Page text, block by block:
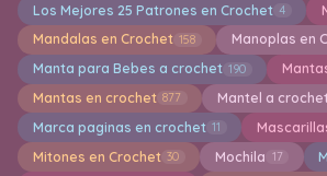
Los Mejores 25 Patrones en Crochet 4
Mandalas en Crochet 158 Manoplas en
Manta para Bebes a crochet 190
Mantas en crochet 877 Mantel a crochet
Marca paginas en crochet 11
Mitones en Crochet 30 Mochila 17